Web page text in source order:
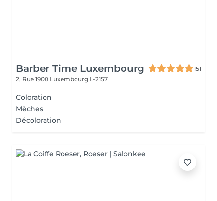
Barber Time Luxembourg
151
2, Rue 1900 Luxembourg L-2157
Coloration
Mèches
Décoloration